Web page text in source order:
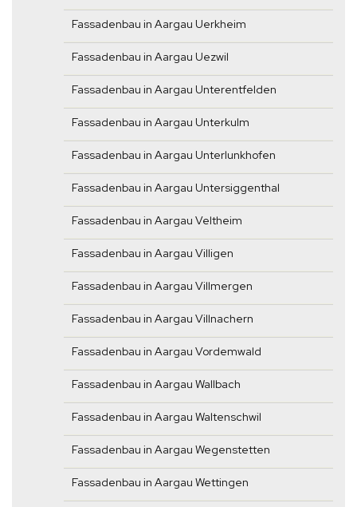
Fassadenbau in Aargau Uerkheim
Fassadenbau in Aargau Uezwil
Fassadenbau in Aargau Unterentfelden
Fassadenbau in Aargau Unterkulm
Fassadenbau in Aargau Unterlunkhofen
Fassadenbau in Aargau Untersiggenthal
Fassadenbau in Aargau Veltheim
Fassadenbau in Aargau Villigen
Fassadenbau in Aargau Villmergen
Fassadenbau in Aargau Villnachern
Fassadenbau in Aargau Vordemwald
Fassadenbau in Aargau Wallbach
Fassadenbau in Aargau Waltenschwil
Fassadenbau in Aargau Wegenstetten
Fassadenbau in Aargau Wettingen